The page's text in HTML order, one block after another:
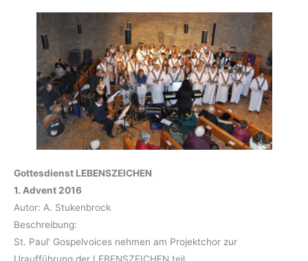
Gottesdienst LEBENSZEICHEN
1. Advent 2016
Autor: A. Stukenbrock
Beschreibung:
St. Paul‘ Gospelvoices nehmen am Projektchor zur
Uraufführung der LEBENSZEICHEN teil